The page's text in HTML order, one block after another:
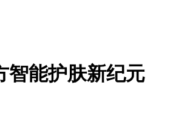
智能护肤新纪元